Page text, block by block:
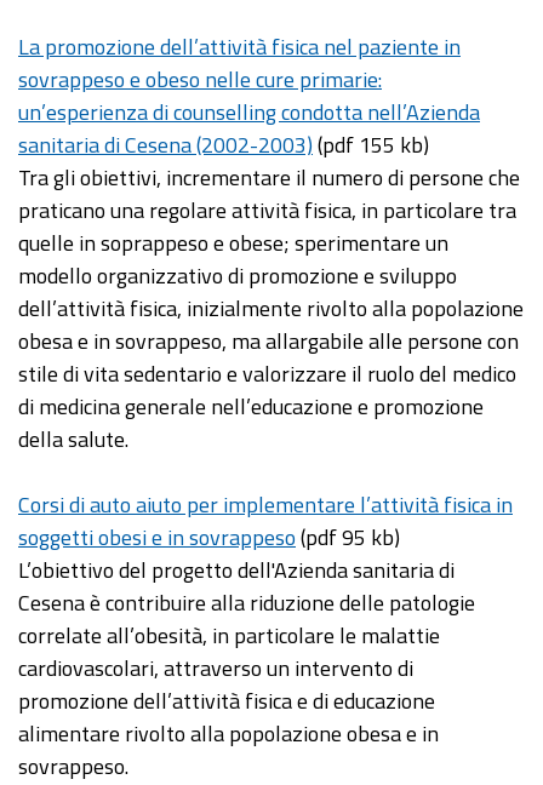
La promozione dell’attività fisica nel paziente in
sovrappeso e obeso nelle cure primarie:
un’esperienza di counselling condotta nell’Azienda
sanitaria di Cesena (2002-2003)(pdf 155 kb)
Tra gli obiettivi, incrementare il numero di persone che
praticano una regolare attività fisica, in particolare tra
quelle in soprappeso e obese; sperimentare un
modello organizzativo di promozione e sviluppo
dell’attività fisica, inizialmente rivolto alla popolazione
obesa e in sovrappeso, ma allargabile alle persone con
stile di vita sedentario e valorizzare il ruolo del medico
di medicina generale nell’educazione e promozione
della salute.
Corsi di auto aiuto per implementare l’attività fisica in
soggetti obesi e in sovrappeso(pdf 95 kb)
L’obiettivo del progetto dell'Azienda sanitaria di
Cesena è contribuire alla riduzione delle patologie
correlate all’obesità, in particolare le malattie
cardiovascolari, attraverso un intervento di
promozione dell’attività fisica e di educazione
alimentare rivolto alla popolazione obesa e in
sovrappeso.